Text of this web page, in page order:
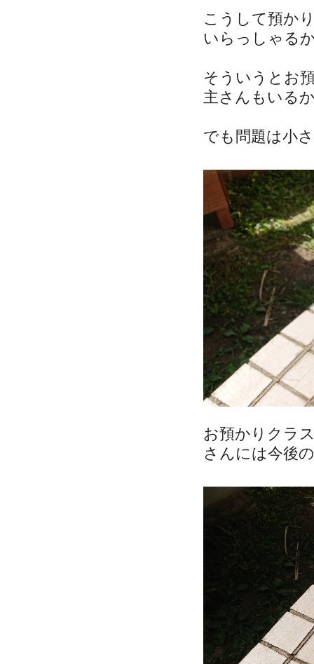
こうして預か
いらっしゃる
そういうとお
主さんもいる
でも問題は小
お預かりクラ
さんには今後